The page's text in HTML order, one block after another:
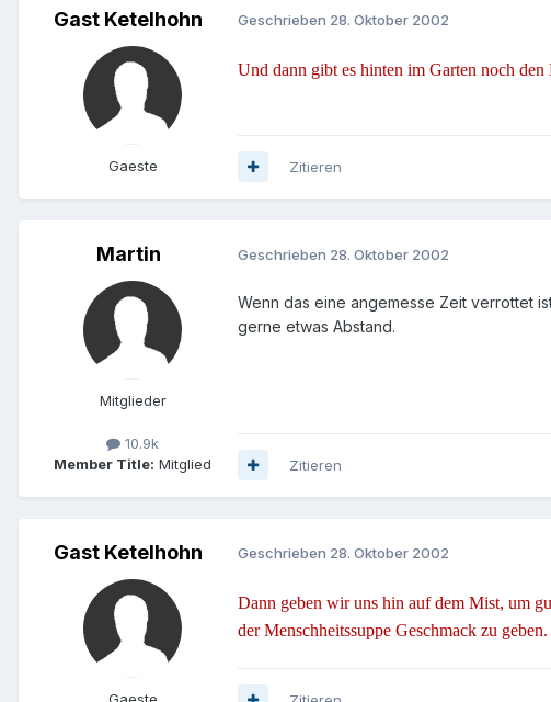
Gast Ketelhohn
Gaeste
Geschrieben 28. Oktober 2002
Und dann gibt es hinten im Garten noch den
Zitieren
Martin
Mitglieder
10.9k
Member Title: Mitglied
Geschrieben 28. Oktober 2002
Wenn das eine angemesse Zeit verrottet
gerne etwas Abstand.
Zitieren
Gast Ketelhohn Geschrieben 28. Oktober 2002
Dann geben wir uns hin auf dem Mist, um
der Menschheitssuppe Geschmack zu geben.